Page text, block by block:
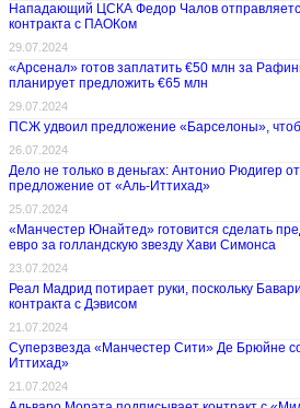
Нападающий ЦСКА Федор Чалов
контракта с ПАОКом
29.07.2024
«Арсенал» готов заплатить €50 млн за
планирует предложить €65 млн
29.07.2024
ПСЖ удвоил предложение «Барселоны»,
26.07.2024
Дело не только в деньгах: Антонио Рюдигер
предложение от «Аль-Иттихад»
25.07.2024
«Манчестер Юнайтед» готовится сделать
евро за голландскую звезду Хави Симонса
23.07.2024
Реал Мадрид потирает руки, поскольку
контракта с Дэвисом
21.07.2024
Суперзвезда «Манчестер Сити» Де Брюйне
Иттихад»
21.07.2024